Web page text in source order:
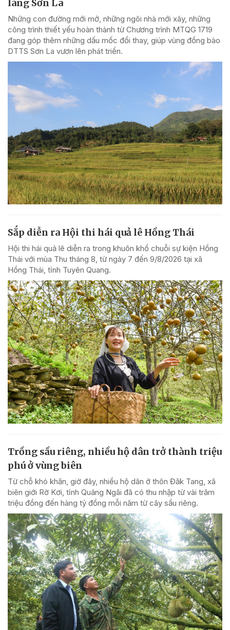
làng Sơn La
Những con đường mới mở, những ngôi nhà mới xây, những
công trình thiết yếu hoàn thành từ Chương trình MTQG 1719
đang góp thêm những dấu mốc đổi thay, giúp vùng đồng bào
DTTS Sơn La vươn lên phát triển.
Sắp diễn ra Hội thi hái quả lê Hồng Thái
Hội thi hái quả lê diễn ra trong khuôn khổ chuỗi sự kiện Hồng
Thái với mùa Thu tháng 8, từ ngày 7 đến 9/8/2026 tại xã
Hồng Thái, tỉnh Tuyên Quang.
Trồng sầu riêng, nhiều hộ dân trở thành triệu
phú ở vùng biên
Từ chỗ khó khăn, giờ đây, nhiều hộ dân ở thôn Đăk Tang, xã
biên giới Rờ Kơi, tỉnh Quảng Ngãi đã có thu nhập từ vài trăm
triệu đồng đến hàng tỷ đồng mỗi năm từ cây sầu riêng.